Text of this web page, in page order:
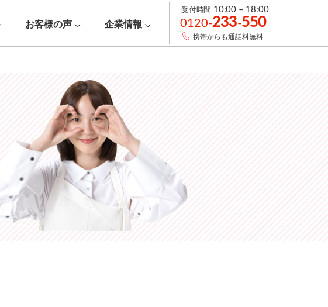
お客様の声 企業情報
受付時間 10:00 – 18:00
0120-233-550
携帯からも通話料無料